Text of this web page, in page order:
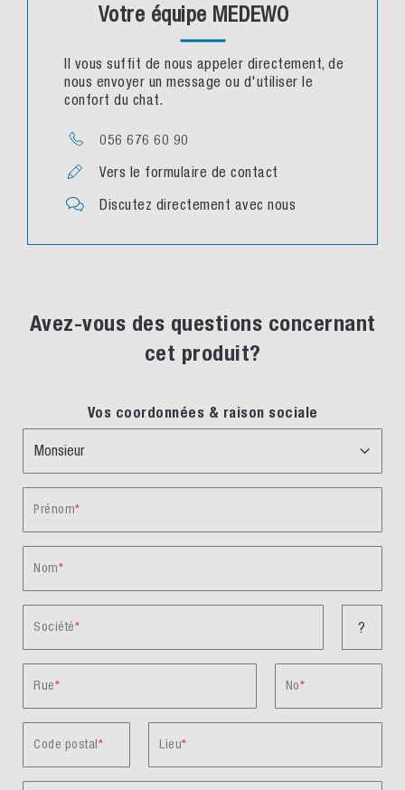
Votre équipe MEDEWO
Il vous suffit de nous appeler directement, de
nous envoyer un message ou d'utiliser le
confort du chat.
056 676 60 90
Vers le formulaire de contact
Discutez directement avec nous
Avez-vous des questions concernant
cet produit?
Vos coordonnées & raison sociale
Prénom
Nom
Société ?
Rue No
Code postal Lieu